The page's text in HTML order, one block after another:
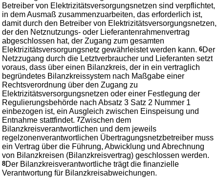
Betreiber von Elektrizitätsversorgungsnetzen sind verpflichtet,
in dem Ausmaß zusammenzuarbeiten, das erforderlich ist,
damit durch den Betreiber von Elektrizitätsversorgungsnetzen,
der den Netznutzungs- oder Lieferantenrahmenvertrag
abgeschlossen hat, der Zugang zum gesamten
Elektrizitätsversorgungsnetz gewährleistet werden kann.6Der
Netzzugang durch die Letztverbraucher und Lieferanten setzt
voraus, dass über einen Bilanzkreis, der in ein vertraglich
begründetes Bilanzkreissystem nach Maßgabe einer
Rechtsverordnung über den Zugang zu
Elektrizitätsversorgungsnetzen oder einer Festlegung der
Regulierungsbehörde nach Absatz 3 Satz 2 Nummer 1
einbezogen ist, ein Ausgleich zwischen Einspeisung und
Entnahme stattfindet.7Zwischen dem
Bilanzkreisverantwortlichen und dem jeweils
regelzonenverantwortlichen Übertragungsnetzbetreiber muss
ein Vertrag über die Führung, Abwicklung und Abrechnung
von Bilanzkreisen (Bilanzkreisvertrag) geschlossen werden.
8Der Bilanzkreisverantwortliche trägt die finanzielle
Verantwortung für Bilanzkreisabweichungen.